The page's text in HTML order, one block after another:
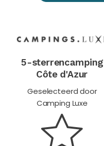
5-sterrencamping
Côte d'Azur
Geselecteerd door
Camping Luxe